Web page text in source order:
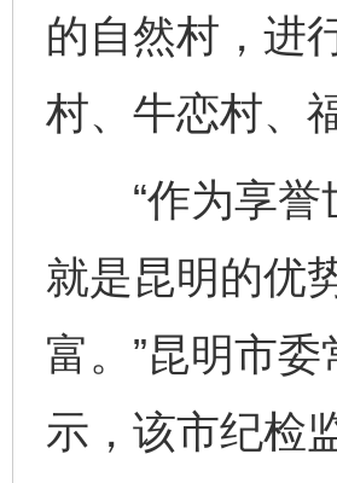
的自然村，进
村、牛恋村、
“作为享誉世
就是昆明的优
富。”昆明市
示，该市纪检